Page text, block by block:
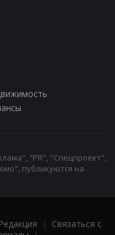
"PR", "Спецпроект",
публикуются на
Редакция | Связаться с